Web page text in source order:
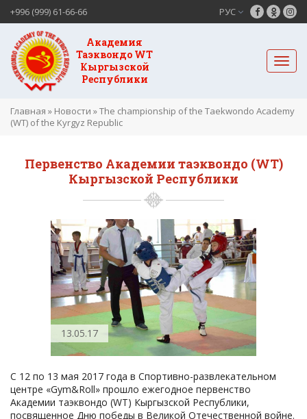
+996 (999) 61-66-66 РУС
Академия
Таэквондо WT
Кыргызской
Республики
Главная » Новости »The championship of the Taekwondo Academy
(WT) of the Kyrgyz Republic
Первенство Академии таэквондо (WT)
Кыргызской Республики
13.05.17
C 12 по 13 мая 2017 года в Спортивно-развлекательном
центре «Gym&Roll» прошло ежегодное первенство
Академии таэквондо (WT) Кыргызской Республики,
посвященное Дню победы в Великой Отечественной войне.